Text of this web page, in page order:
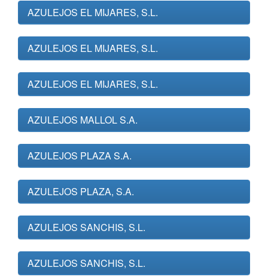
AZULEJOS EL MIJARES, S.L.
AZULEJOS EL MIJARES, S.L.
AZULEJOS EL MIJARES, S.L.
AZULEJOS MALLOL S.A.
AZULEJOS PLAZA S.A.
AZULEJOS PLAZA, S.A.
AZULEJOS SANCHIS, S.L.
AZULEJOS SANCHIS, S.L.